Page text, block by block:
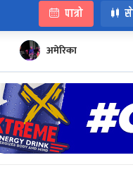
पात्रो
अमेरिका